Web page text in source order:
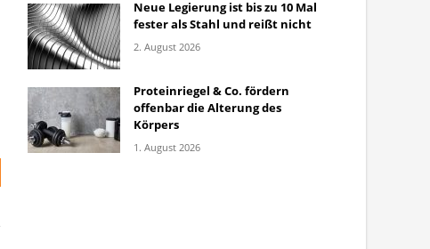
Neue Legierung ist bis zu 10 Mal
fester als Stahl und reißt nicht
2. August 2026
Proteinriegel & Co. fördern
offenbar die Alterung des
Körpers
1. August 2026